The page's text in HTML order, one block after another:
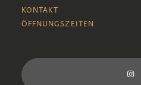
KONTAKT
ÖFFNUNGSZEITEN